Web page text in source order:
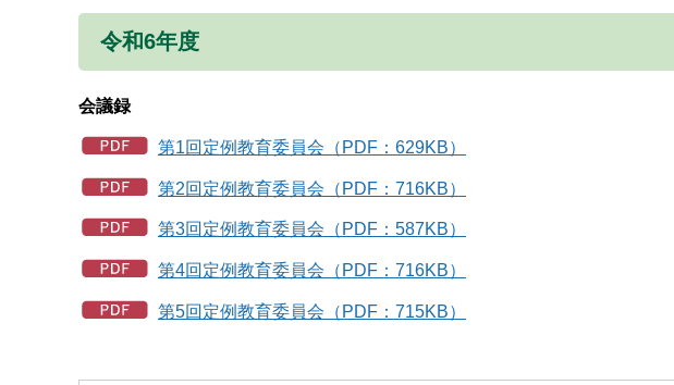
令和6年度
会議録
第1回定例教育委員会（PDF：629KB）
第2回定例教育委員会（PDF：716KB）
第3回定例教育委員会（PDF：587KB）
第4回定例教育委員会（PDF：716KB）
第5回定例教育委員会（PDF：715KB）